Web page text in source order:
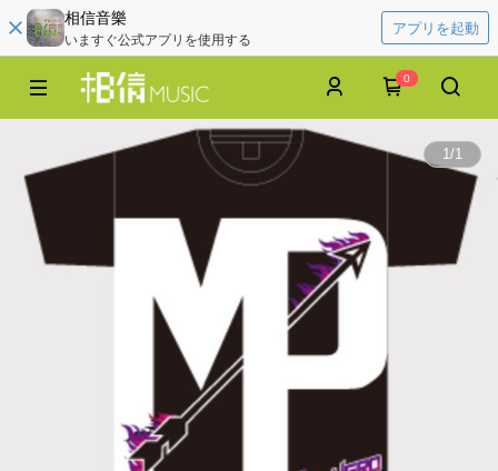
相信音樂
いますぐ公式アプリを使用する
アプリを起動
0
1/1